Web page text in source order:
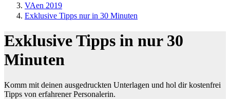
VAen 2019
Exklusive Tipps nur in 30 Minuten
Exklusive Tipps in nur 30
Minuten
Komm mit deinen ausgedruckten Unterlagen und hol dir kostenfrei
Tipps von erfahrener Personalerin.